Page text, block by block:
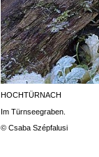
HOCHTÜRNACH
Im Türnseegraben.
© Csaba Szépfalusi